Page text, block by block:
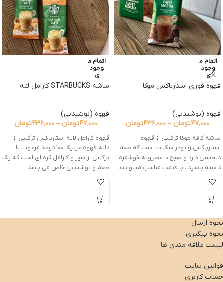
اتمام م
وجود
ی
قهوه فوری استارباکس موکا
قهوه (نوشیدنی)
۴۷,۰۰۰تومان – ۴۳۶,۰۰۰تومان
ساشه کافه موکا ترکیبی از قهوه
استارباکس و پودر شکلات است که طعم
دلچسبی دارد و صبح یا عصرونه خوشمزه
داشته باشید ، با قیمت مناسب میتوانید
از زرمزه تهیه کنید .
اتمام م
وجود
ی
ساشه STARBUCKS کارامل لته
قهوه (نوشیدنی)
۴۷,۰۰۰تومان – ۴۳۶,۰۰۰تومان
قهوه کارامل لاته استارباکس ترکیبی از
دانه قهوه عربیکا ۱۰۰ درصد مرغوب با
ترکیبی از شیر و کارامل کره ای است که یک
طعم و نوشیدنی خاص می باشد.
نحوه ارسال
نحوه پیگیری
لیست علاقه مندی ها
قوانین سایت
حساب کاربری